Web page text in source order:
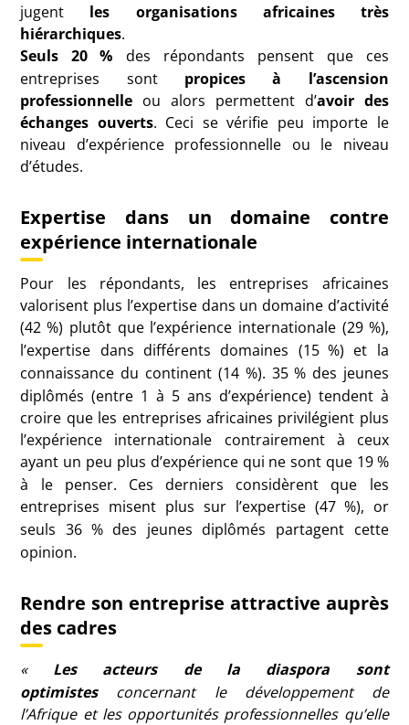
jugent
les organisations africaines très
hiérarchiques.
Seuls 20
%
des répondants pensent que ces
entreprises sont
propices à l’ascension
professionnelle ou alors permettent d’avoir des
échanges ouverts. Ceci se vérifie peu importe le
niveau d’expérience professionnelle ou le niveau
d’études.
Expertise dans un domaine contre
expérience internationale
Pour les répondants, les entreprises africaines
valorisent plus l’expertise dans un domaine d’activité
(42 %) plutôt que l’expérience internationale (29 %),
l’expertise dans différents domaines (15 %) et la
connaissance du continent (14 %). 35 % des jeunes
diplômés (entre 1 à 5 ans d’expérience) tendent à
croire que les entreprises africaines privilégient plus
l’expérience internationale contrairement à ceux
ayant un peu plus d’expérience qui ne sont que 19%
à le penser. Ces derniers considèrent que les
entreprises misent plus sur l’expertise (47 %), or
seuls 36 % des jeunes diplômés partagent cette
opinion.
Rendre son entreprise attractive auprès
des cadres
«
Les acteurs de la diaspora sont
optimistes
concernant le développement de
l’Afrique et les opportunités professionnelles qu’elle